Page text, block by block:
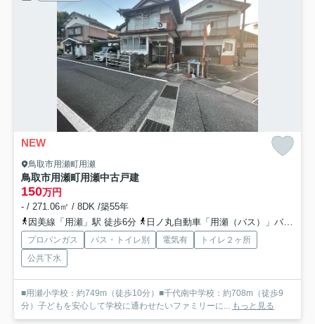
NEW
鳥取市用瀬町用瀬
鳥取市用瀬町用瀬中古戸建
150万円
- / 271.06㎡ / 8DK /築55年
因美線「用瀬」駅 徒歩6分
日ノ丸自動車「用瀬（バス）」バス停下車 徒歩4分
プロパンガス バス・トイレ別 電気有
トイレ２ヶ所
公共下水
■用瀬小学校：約749m（徒歩10分）■千代南中学校：約708m（徒歩9
分）子どもを安心して学校に通わせたいファミリーに... もっと見る